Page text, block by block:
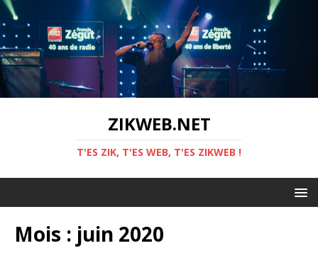
ZIKWEB.NET
T'ES ZIK, T'ES WEB, T'ES ZIKWEB !
Mois : juin 2020